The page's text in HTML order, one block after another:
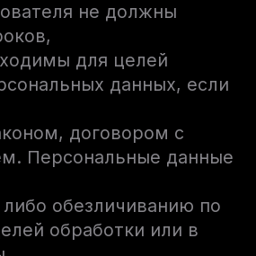
не должны
для целей
данных, если
договором с
Персональные данные
обезличиванию по
обработки или в